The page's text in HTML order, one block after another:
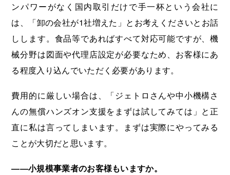
ンパワーがなく国内取引だけで手一杯という会社に
は、「卸の会社が1社増えた」とお考えくださいとお話
しします。食品等であればすべて対応可能ですが、機
械分野は図面や代理店設定が必要なため、お客様にあ
る程度入り込んでいただく必要があります。
費用的に厳しい場合は、「ジェトロさんや中小機構さ
んの無償ハンズオン支援をまずは試してみては」と正
直に私は言ってしまいます。まずは実際にやってみる
ことが大切だと思います。
――小規模事業者のお客様もいますか。